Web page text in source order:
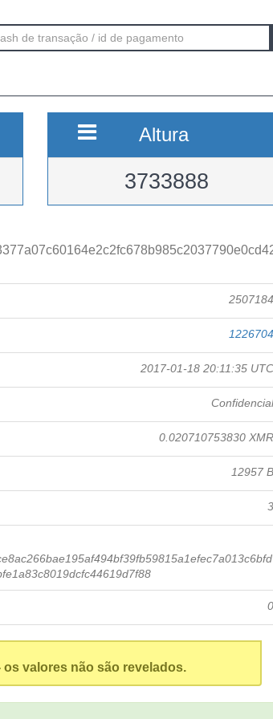
Altura
3733888
2507184
1226704
2017-01-18 20:11:35 UTC
Confidencial
0.020710753830 XMR
12957 B
3
0
valores não são revelados.